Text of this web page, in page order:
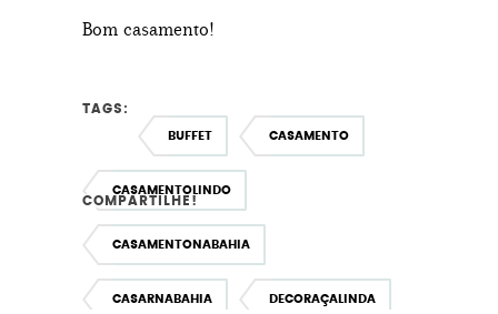
Bom casamento!
TAGS:
BUFFET CASAMENTO
CASAMENTOLINDO
CASAMENTONABAHIA
CASARNABAHIA DECORAÇALINDA
COMPARTILHE!